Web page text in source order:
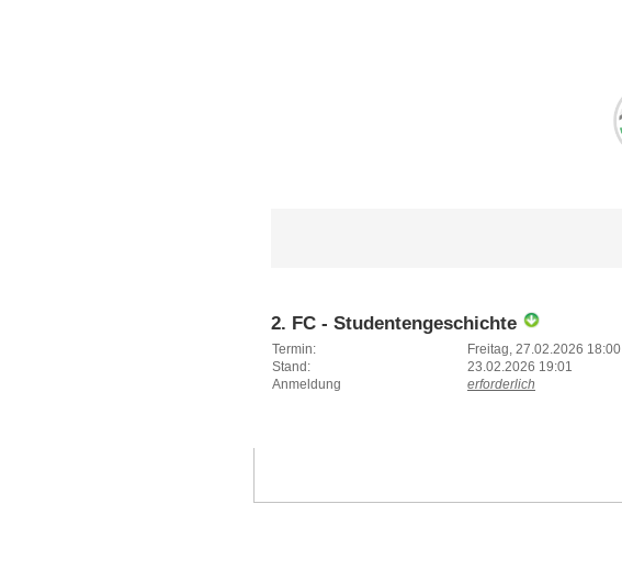
2. FC - Studentengeschichte
Termin:
Freitag, 27.02.2026 18:00
Stand:
23.02.2026 19:01
Anmeldung
erforderlich